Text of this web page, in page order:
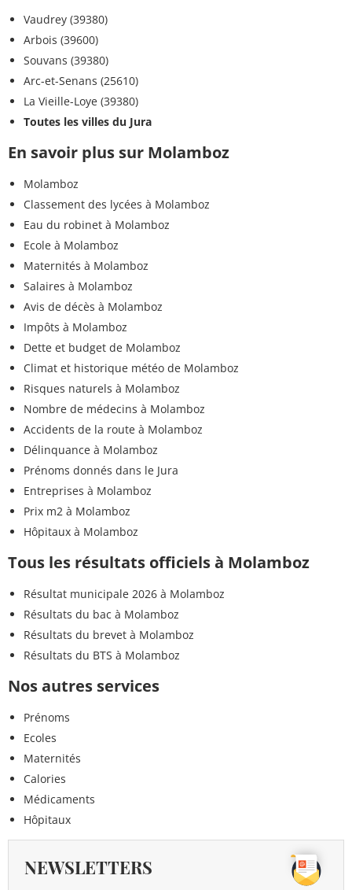
Vaudrey (39380)
Arbois (39600)
Souvans (39380)
Arc-et-Senans (25610)
La Vieille-Loye (39380)
Toutes les villes du Jura
En savoir plus sur Molamboz
Molamboz
Classement des lycées à Molamboz
Eau du robinet à Molamboz
Ecole à Molamboz
Maternités à Molamboz
Salaires à Molamboz
Avis de décès à Molamboz
Impôts à Molamboz
Dette et budget de Molamboz
Climat et historique météo de Molamboz
Risques naturels à Molamboz
Nombre de médecins à Molamboz
Accidents de la route à Molamboz
Délinquance à Molamboz
Prénoms donnés dans le Jura
Entreprises à Molamboz
Prix m2 à Molamboz
Hôpitaux à Molamboz
Tous les résultats officiels à Molamboz
Résultat municipale 2026 à Molamboz
Résultats du bac à Molamboz
Résultats du brevet à Molamboz
Résultats du BTS à Molamboz
Nos autres services
Prénoms
Ecoles
Maternités
Calories
Médicaments
Hôpitaux
NEWSLETTERS